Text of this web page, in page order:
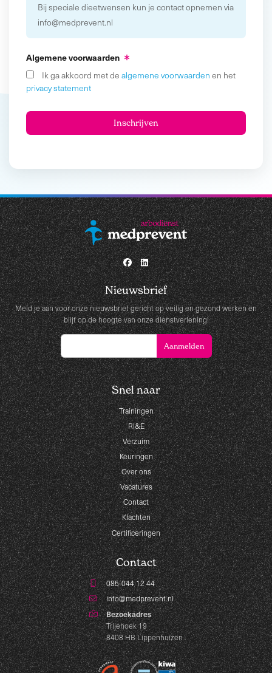
Bij speciale dieetwensen kun je contact opnemen via
info@medprevent.nl
Algemene voorwaarden
Ik ga akkoord met de algemene voorwaarden en het
privacy statement
Nieuwsbrief
Meld je aan voor onze nieuwsbrief gericht op veilig en gezond werken en
blijf op de hoogte van onze dienstverlening!
Snel naar
Trainingen
RI&E
Verzuim
Keuringen
Over ons
Vacatures
Contact
Klachten
Certificeringen
Contact
085-044 12 44
info@medprevent.nl
Bezoekadres
Trijehoek 19
8408 HB Lippenhuizen